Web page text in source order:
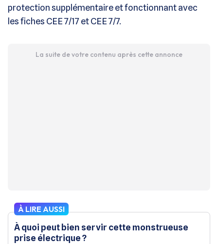
protection supplémentaire et fonctionnant avec
les fiches CEE 7/17 et CEE 7/7.
La suite de votre contenu après cette annonce
À LIRE AUSSI
À quoi peut bien servir cette monstrueuse
prise électrique ?